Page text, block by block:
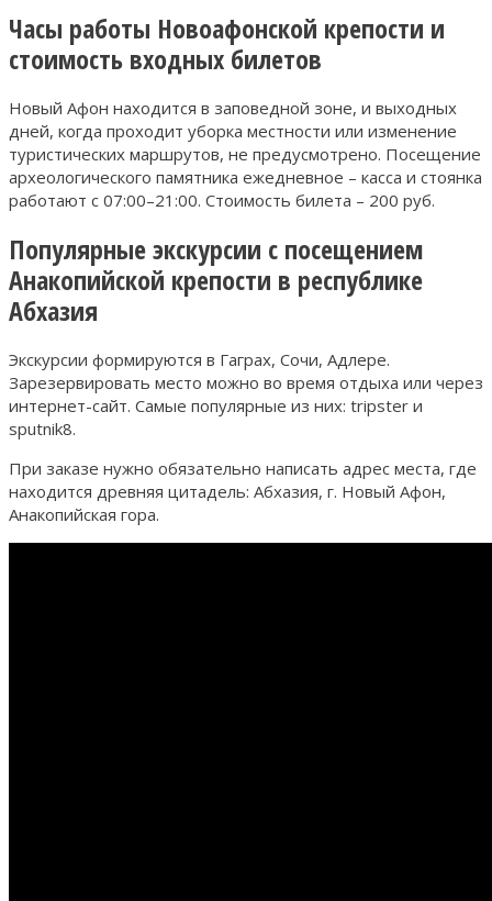
Часы работы Новоафонской крепости и
стоимость входных билетов
Новый Афон находится в заповедной зоне, и выходных
дней, когда проходит уборка местности или изменение
туристических маршрутов, не предусмотрено. Посещение
археологического памятника ежедневное – касса и стоянка
работают с 07:00–21:00. Стоимость билета – 200 руб.
Популярные экскурсии с посещением
Анакопийской крепости в республике
Абхазия
Экскурсии формируются в Гаграх, Сочи, Адлере.
Зарезервировать место можно во время отдыха или через
интернет-сайт. Самые популярные из них: tripster и
sputnik8.
При заказе нужно обязательно написать адрес места, где
находится древняя цитадель: Абхазия, г. Новый Афон,
Анакопийская гора.